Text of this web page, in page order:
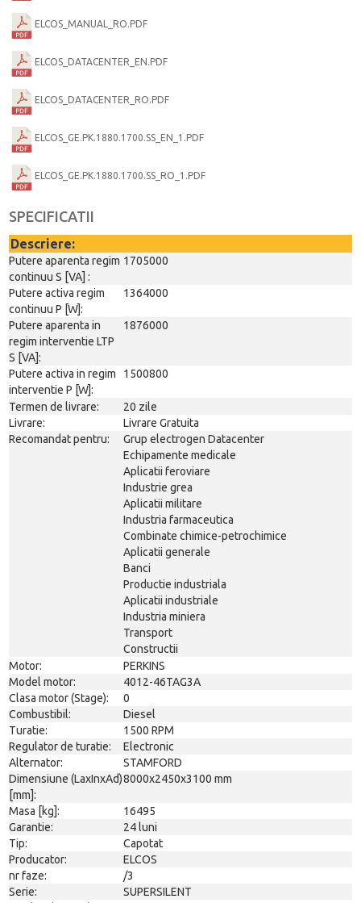
ELCOS_MANUAL_RO.PDF
ELCOS_DATACENTER_EN.PDF
ELCOS_DATACENTER_RO.PDF
ELCOS_GE.PK.1880.1700.SS_EN_1.PDF
ELCOS_GE.PK.1880.1700.SS_RO_1.PDF
SPECIFICATII
Descriere:
Putere aparenta regim
continuu S [VA] :
1705000
Putere activa regim
continuu P [W]:
1364000
Putere aparenta in
regim interventie LTP
S [VA]:
1876000
Putere activa in regim
interventie P [W]:
1500800
Termen de livrare:
20 zile
Livrare:
Livrare Gratuita
Recomandat pentru:
Grup electrogen Datacenter
Echipamente medicale
Aplicatii feroviare
Industrie grea
Aplicatii militare
Industria farmaceutica
Combinate chimice-petrochimice
Aplicatii generale
Banci
Productie industriala
Aplicatii industriale
Industria miniera
Transport
Constructii
Motor:
PERKINS
Model motor:
4012-46TAG3A
Clasa motor (Stage):
0
Combustibil:
Diesel
Turatie:
1500 RPM
Regulator de turatie:
Electronic
Alternator:
STAMFORD
Dimensiune (LaxInxAd)
[mm]:
8000x2450x3100 mm
Masa [kg]:
16495
Garantie:
24 luni
Tip:
Capotat
Producator:
ELCOS
nr faze:
/3
Serie:
SUPERSILENT